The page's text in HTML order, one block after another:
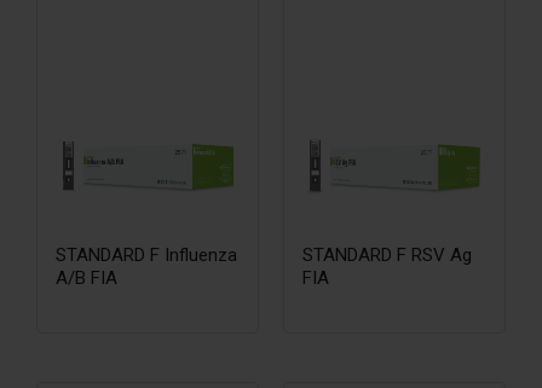
STANDARD F Influenza
A/B FIA
STANDARD F RSV Ag
FIA